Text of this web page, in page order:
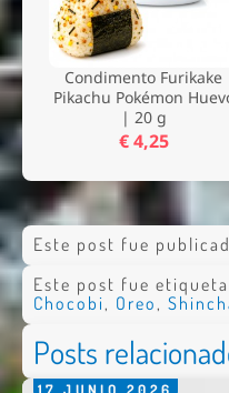
Condimento Furikake
Pikachu Pokémon
| 20 g
€ 4,25
Este post fue
Este post fue
Chocobi, Oreo,
Posts